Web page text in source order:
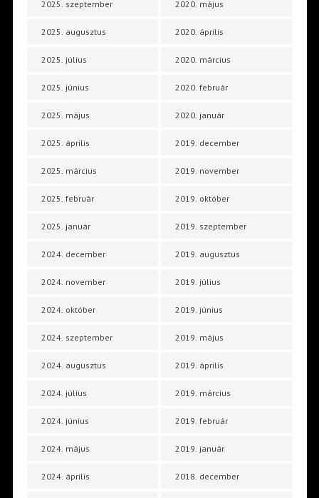
2025. szeptember
2025. augusztus
2025. július
2025. június
2025. május
2025. április
2025. március
2025. február
2025. január
2024. december
2024. november
2024. október
2024. szeptember
2024. augusztus
2024. július
2024. június
2024. május
2024. április
2020. május
2020. április
2020. március
2020. február
2020. január
2019. december
2019. november
2019. október
2019. szeptember
2019. augusztus
2019. július
2019. június
2019. május
2019. április
2019. március
2019. február
2019. január
2018. december